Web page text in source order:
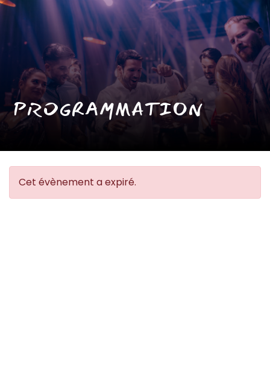
PROGRAMMATION
Cet évènement a expiré.